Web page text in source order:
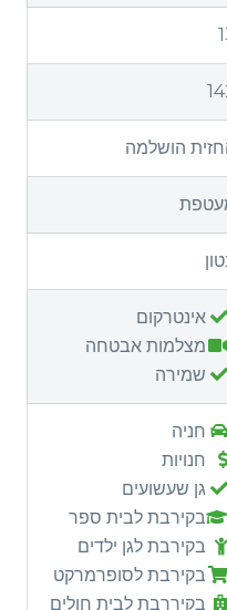
הושלמה
אינטרקום
מצלמות אבטחה
שמירה
חניה
חנויות
גן שעשועים
בקירבת לבית ספר
בקירבת לגן ילדים
בקירבת לסופרמרקט
בקיררבת לבית חולים